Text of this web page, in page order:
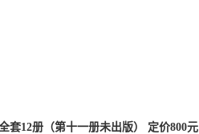
套12册（第十一册未出版） 定价800元